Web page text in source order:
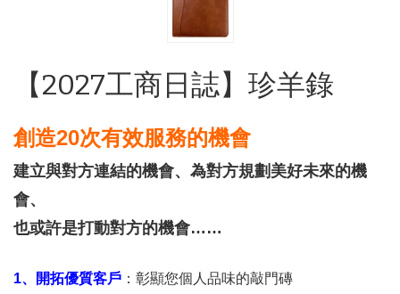
【2027工商日誌】珍羊錄
創造20次有效服務的機會
建立與對方連結的機會、為對方規劃美好未來的機
會、
也或許是打動對方的機會……
1、開拓優質客戶 ：彰顯您個人品味的敲門磚